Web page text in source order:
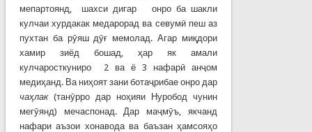
мепартоянд, шахси дигар онро ба шакли
кулчаи хурдакак медарорад ва севумӣ пеш аз
пухтан ба рӯяш дӯғ мемолад. Агар миқдори
хамир зиёд бошад, ҳар як амали
кулчаросткуниро 2 ва ё 3 нафарӣ анҷом
медиҳанд. Ва ниҳоят зани ботаҷрибае онро дар
чаҳлак(танӯрро дар ноҳияи Нуробод чунин
мегӯянд) мечаспонад. Дар маҷмӯъ, якчанд
нафари аъзои хонавода ва баъзан ҳамсояҳо